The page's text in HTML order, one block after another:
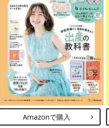
Amazonで購入